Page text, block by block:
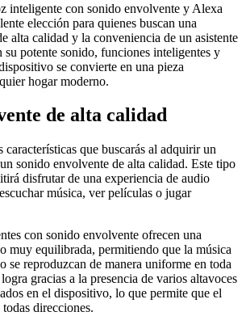
inteligente con sonido envolvente y Alexa
elección para quienes buscan una
alta calidad y la conveniencia de un asistente
potente sonido, funciones inteligentes y
se convierte en una pieza
hogar moderno.
de alta calidad
características que buscarás al adquirir un
sonido envolvente de alta calidad. Este tipo
disfrutar de una experiencia de audio
música, ver películas o jugar
con sonido envolvente ofrecen una
muy equilibrada, permitiendo que la música
se reproduzcan de manera uniforme en toda
gracias a la presencia de varios altavoces
en el dispositivo, lo que permite que el
direcciones.